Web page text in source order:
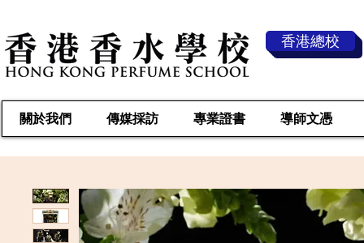
香港總校
關於我們 傳媒採訪 專業證書 導師文憑